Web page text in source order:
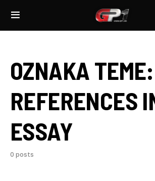
OZNAKA TEME:
REFERENCES
ESSAY
0 posts